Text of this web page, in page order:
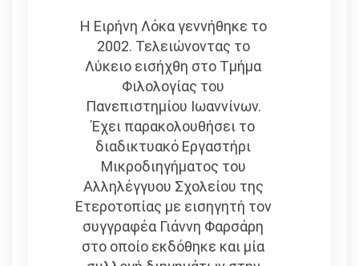
Η Ειρήνη Λόκα γεννήθηκε το
2002. Τελειώνοντας το
Λύκειο εισήχθη στο Τμήμα
Φιλολογίας του
Πανεπιστημίου Ιωαννίνων.
Έχει παρακολουθήσει το
διαδικτυακό Εργαστήρι
Μικροδιηγήματος του
Αλληλέγγυου Σχολείου της
Ετεροτοπίας με εισηγητή τον
συγγραφέα Γιάννη Φαρσάρη
στο οποίο εκδόθηκε και μία